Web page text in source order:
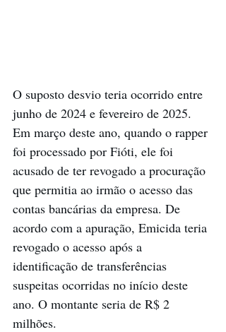
O suposto desvio teria ocorrido entre
junho de 2024 e fevereiro de 2025.
Em março deste ano, quando o rapper
foi processado por Fióti, ele foi
acusado de ter revogado a procuração
que permitia ao irmão o acesso das
contas bancárias da empresa. De
acordo com a apuração, Emicida teria
revogado o acesso após a
identificação de transferências
suspeitas ocorridas no início deste
ano. O montante seria de R$ 2
milhões.